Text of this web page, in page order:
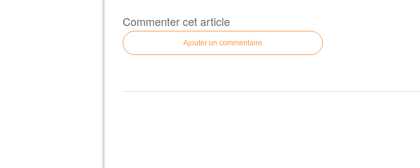
Commenter cet article
Ajouter un commentaire